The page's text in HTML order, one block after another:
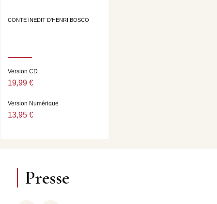
CONTE INEDIT D'HENRI BOSCO
Version CD
19,99 €
Version Numérique
13,95 €
Presse